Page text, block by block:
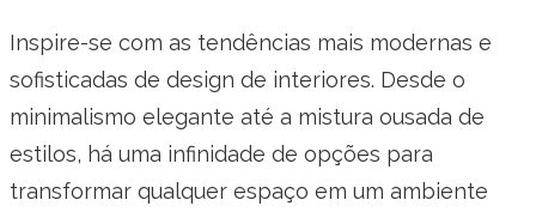
Inspire-se com as tendências mais modernas e
sofisticadas de design de interiores. Desde o
minimalismo elegante até a mistura ousada de
estilos, há uma infinidade de opções para
transformar qualquer espaço em um ambiente